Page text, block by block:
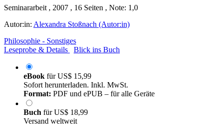
Seminararbeit , 2007 , 16 Seiten , Note: 1,0
Autor:in: Alexandra Stoßnach (Autor:in)
Philosophie - Sonstiges
Leseprobe & Details
Blick ins Buch
eBook fürUS$ 15,99
Sofort herunterladen. Inkl. MwSt.
Format: PDF und ePUB – für alle Geräte
Buch fürUS$ 18,99
Versand weltweit